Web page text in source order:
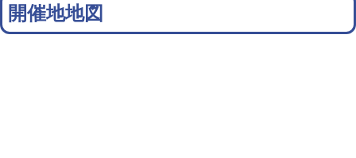
開催地地図